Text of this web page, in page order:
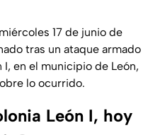
17 de junio de
tras un ataque armado
en el municipio de León,
lo ocurrido.
León I, hoy